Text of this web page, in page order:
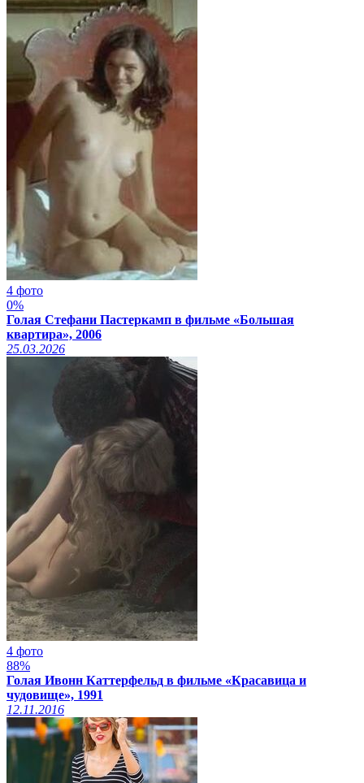
4 фото
0%
Голая Стефани Пастеркамп в фильме «Большая
квартира», 2006
25.03.2026
4 фото
88%
Голая Ивонн Каттерфельд в фильме «Красавица и
чудовище», 1991
12.11.2016